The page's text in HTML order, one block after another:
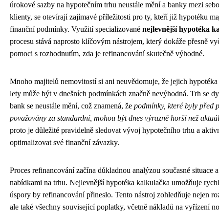
úrokové sazby na hypotečním trhu neustále mění a banky mezi
klienty, se otevírají zajímavé příležitosti pro ty, kteří již hypotéku
finanční podmínky. Využití specializované nejlevnější hypotéka
procesu stává naprosto klíčovým nástrojem, který dokáže přesně
pomoci s rozhodnutím, zda je refinancování skutečně výhodné.
Mnoho majitelů nemovitostí si ani neuvědomuje, že jejich
lety může být v dnešních podmínkách značně nevýhodná. Trh se
bank se neustále mění, což znamená, že podmínky, které byly před
považovány za standardní, mohou být dnes výrazně horší než
proto je důležité pravidelně sledovat vývoj hypotečního trhu a
optimalizovat své finanční závazky.
Proces refinancování začína důkladnou analýzou současné situace
nabídkami na trhu. Nejlevnější hypotéka kalkulačka umožňuje
úspory by refinancování přineslo. Tento nástroj zohledňuje nejen
ale také všechny související poplatky, včetně nákladů na vyřízení